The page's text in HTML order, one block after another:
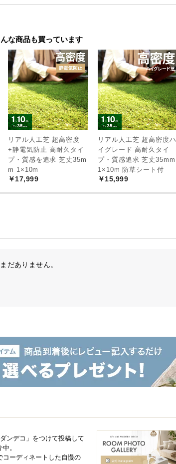
な商品も買っています
リアル人工芝 超高密度
+静電気防止 高耐久タイ
プ・質感を追求 芝丈35m
m 1×10m
￥17,999
リアル人工芝 超高密度ハ
イグレード 高耐久タイ
プ・質感追求 芝丈35mm
1×10m 防草シート付
￥15,999
だありません。
ンデコ」をつけて投稿して
。
コーディネートした自慢の